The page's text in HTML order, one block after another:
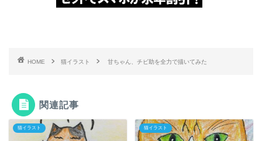
HOME 猫イラスト 甘ちゃん、チビ助を全力で描いてみた
関連記事
猫イラスト 猫イラスト